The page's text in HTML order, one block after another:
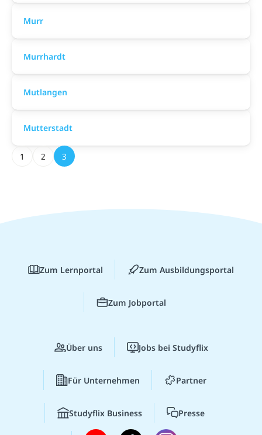
Murr
Murrhardt
Mutlangen
Mutterstadt
1 2 3
Zum Lernportal Zum Ausbildungsportal
Zum Jobportal
Über uns Jobs bei Studyflix
Für Unternehmen Partner
Studyflix Business Presse